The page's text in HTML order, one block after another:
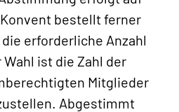
bestellt ferner
erforderliche Anzahl
ist die Zahl der
Mitglieder
Abgestimmt